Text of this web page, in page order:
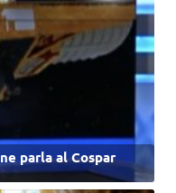
parla al Cospar